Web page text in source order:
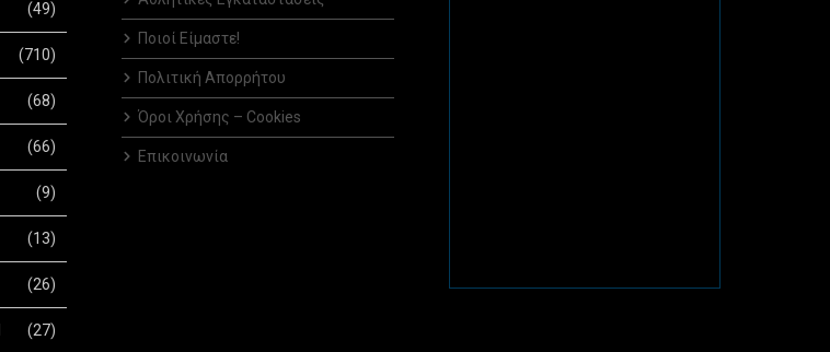
(49)
(710)
(68)
(66)
(9)
(13)
(26)
(27)
Ποιοί Είμαστε!
Πολιτική Απορρήτου
Όροι Χρήσης – Cookies
Επικοινωνία